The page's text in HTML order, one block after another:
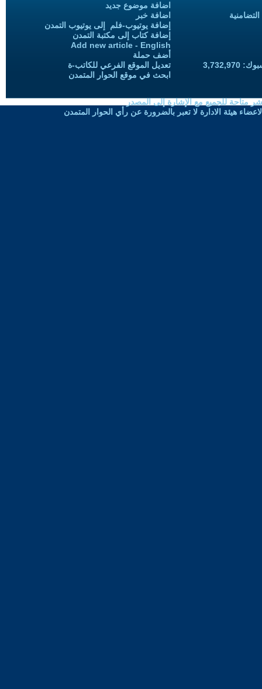
اضافة موضوع جديد
اضافة خبر
إضافة يوتيوب-فلم إلى يوتيوب التمدن
إضافة كتاب إلى مكتبة التمدن
Add new article - English
أضف حملة
تعديل الموقع الفرعي للكاتب-ة
ابحث في موقع الحوار المتمدن
متاحة للجميع مع الإشارة إلى المصدر
هيئة الادارة لا تعبر بالضرورة عن رأي الحوار المتمدن